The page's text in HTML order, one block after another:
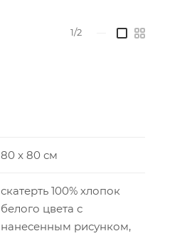
1/2
80 x 80 см
скатерть 100% хлопок
белого цвета с
нанесенным рисунком,